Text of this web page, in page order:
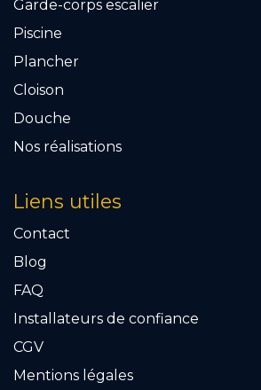
Garde-corps escalier
Piscine
Plancher
Cloison
Douche
Nos réalisations
Liens utiles
Contact
Blog
FAQ
Installateurs de confiance
CGV
Mention​s légales